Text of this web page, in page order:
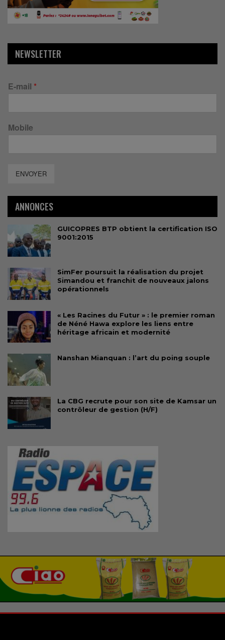
NEWSLETTER
E-mail *
Mobile
ENVOYER
ANNONCES
GUICOPRES BTP obtient la certification ISO
9001:2015
SimFer poursuit la réalisation du projet
Simandou et franchit de nouveaux jalons
opérationnels
« Les Racines du Futur » : le premier roman
de Néné Hawa explore les liens entre
héritage africain et modernité
Nanshan Mianquan : l’art du poing souple
La CBG recrute pour son site de Kamsar un
contrôleur de gestion (H/F)